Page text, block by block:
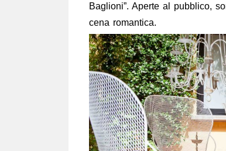
Baglioni”. Aperte al pubblico,
cena romantica.